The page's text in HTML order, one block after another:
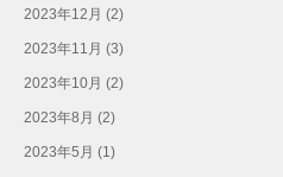
2023年12月 (2)
2023年11月 (3)
2023年10月 (2)
2023年8月 (2)
2023年5月 (1)